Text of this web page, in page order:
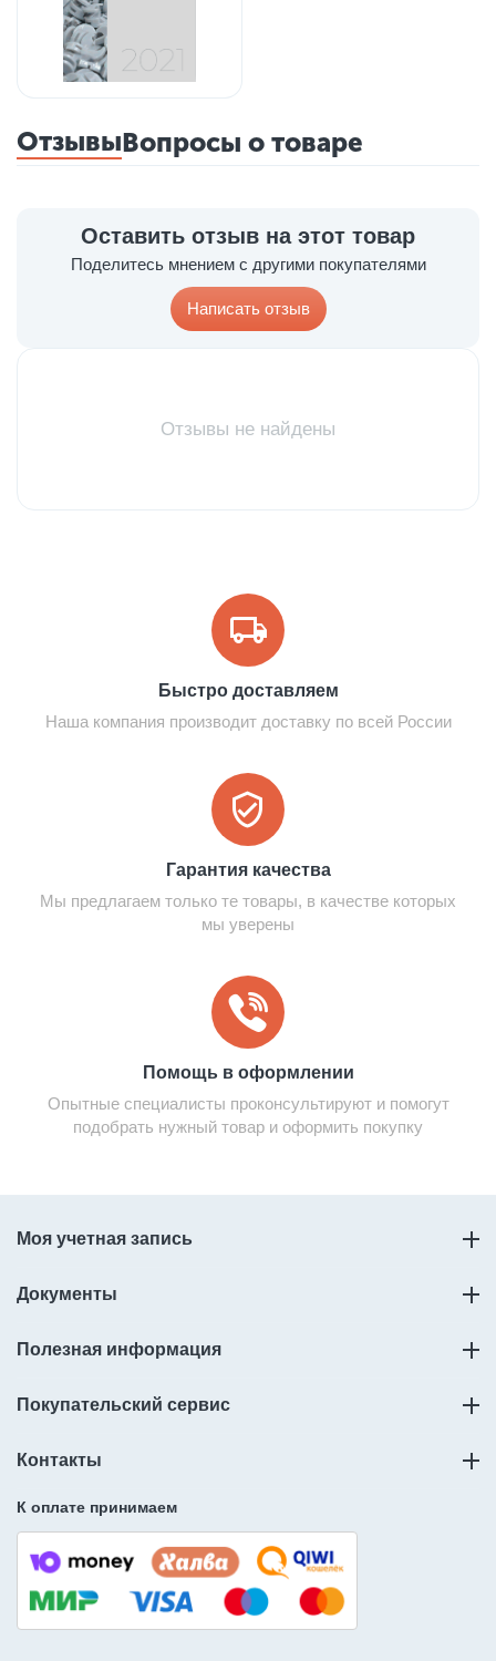
ОтзывыВопросы о товаре
Оставить отзыв на этот товар
Поделитесь мнением с другими покупателями
Написать отзыв
Отзывы не найдены
Быстро доставляем
Наша компания производит доставку по всей России
Гарантия качества
Мы предлагаем только те товары, в качестве которых
мы уверены
Помощь в оформлении
Опытные специалисты проконсультируют и помогут
подобрать нужный товар и оформить покупку
Моя учетная запись
Документы
Полезная информация
Покупательский сервис
Контакты
К оплате принимаем